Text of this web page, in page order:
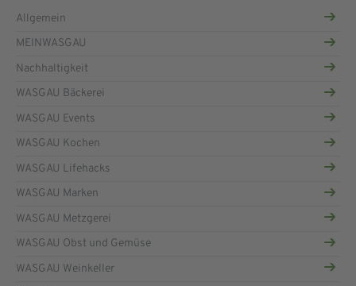
Allgemein
MEINWASGAU
Nachhaltigkeit
WASGAU Bäckerei
WASGAU Events
WASGAU Kochen
WASGAU Lifehacks
WASGAU Marken
WASGAU Metzgerei
WASGAU Obst und Gemüse
WASGAU Weinkeller